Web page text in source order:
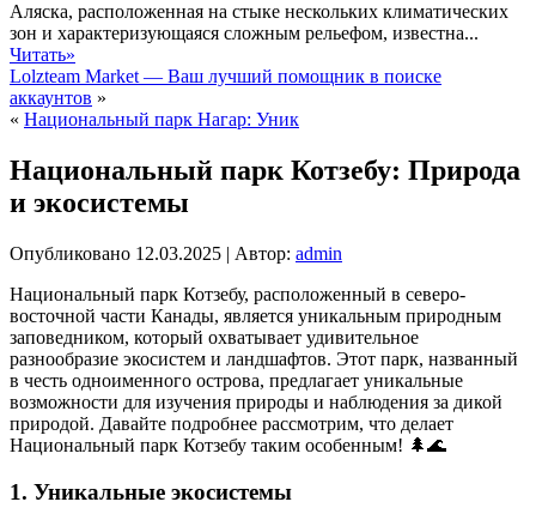
Аляска, расположенная на стыке нескольких климатических
зон и характеризующаяся сложным рельефом, известна...
Читать»
Lolzteam Market — Ваш лучший помощник в поиске
аккаунтов »
« Национальный парк Нагар: Уник
Национальный парк Котзебу: Природа
и экосистемы
Опубликовано 12.03.2025 | Автор: admin
Национальный парк Котзебу, расположенный в северо-
восточной части Канады, является уникальным природным
заповедником, который охватывает удивительное
разнообразие экосистем и ландшафтов. Этот парк, названный
в честь одноименного острова, предлагает уникальные
возможности для изучения природы и наблюдения за дикой
природой. Давайте подробнее рассмотрим, что делает
Национальный парк Котзебу таким особенным! 🌲🌊
1. Уникальные экосистемы